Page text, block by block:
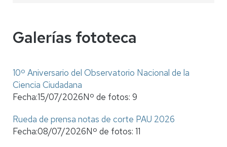
Galerías fototeca
10º Aniversario del Observatorio Nacional de la
Ciencia Ciudadana
Fecha:15/07/2026Nº de fotos: 9
Rueda de prensa notas de corte PAU 2026
Fecha:08/07/2026Nº de fotos: 11